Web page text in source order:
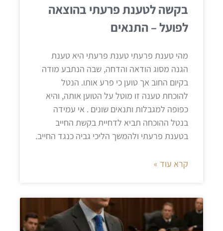
בקשה לטענת פרעתי בהוצאה
לפועל – התנאים
מהי טענת פרעתי טענת פרעתי היא טענת
הגנה מסוג הודאה והדחה, שבה הנתבע מודה
בקיום החוב אך טוען כי פרע אותו. הנטל
להוכחת טענה זו מוטל על הטוען אותה, והיא
כפופה למגבלות ותנאים שונים . אי עמידה
בנטל ההוכחה תביא לדחיית בקשת החייב
בטענת פרעתי ולהמשך הליכי גביה כנגד החייב.
קרא עוד »